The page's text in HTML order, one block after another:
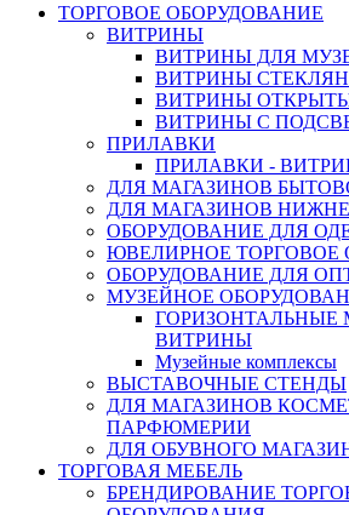
ТОРГОВОЕ ОБОРУДОВАНИЕ
ВИТРИНЫ
ВИТРИНЫ ДЛЯ
ВИТРИНЫ
ВИТРИНЫ
ВИТРИНЫ С
ПРИЛАВКИ
ПРИЛАВКИ -
ДЛЯ МАГАЗИНОВ
ДЛЯ МАГАЗИНОВ
ОБОРУДОВАНИЕ ДЛЯ
ЮВЕЛИРНОЕ ТОРГОВОЕ
ОБОРУДОВАНИЕ ДЛЯ
МУЗЕЙНОЕ
ГОРИЗОНТАЛЬНЫЕ
ВИТРИНЫ
Музейные комплексы
ВЫСТАВОЧНЫЕ СТЕНДЫ
ДЛЯ МАГАЗИНОВ
ПАРФЮМЕРИИ
ДЛЯ ОБУВНОГО
ТОРГОВАЯ МЕБЕЛЬ
БРЕНДИРОВАНИЕ